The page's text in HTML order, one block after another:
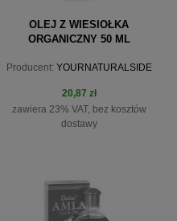
OLEJ Z WIESIOŁKA
ORGANICZNY 50 ML
YOURNATURALSIDE
Producent: YOURNATURALSIDE
20,87 zł
zawiera 23% VAT, bez kosztów
dostawy
do koszyka